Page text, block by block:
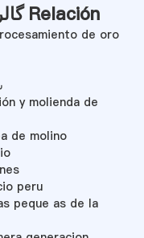
گالری های تسمه نقاله شکسته Relación
de oro
y molienda de
de molino
peru
peque as de la